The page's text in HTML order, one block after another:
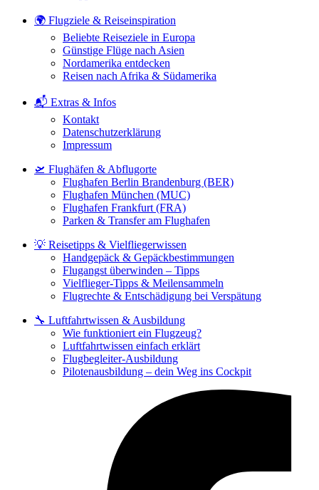
🌍 Flugziele & Reiseinspiration
Beliebte Reiseziele in Europa
Günstige Flüge nach Asien
Nordamerika entdecken
Reisen nach Afrika & Südamerika
📬 Extras & Infos
Kontakt
Datenschutzerklärung
Impressum
🛫 Flughäfen & Abflugorte
Flughafen Berlin Brandenburg (BER)
Flughafen München (MUC)
Flughafen Frankfurt (FRA)
Parken & Transfer am Flughafen
💡 Reisetipps & Vielfliegerwissen
Handgepäck & Gepäckbestimmungen
Flugangst überwinden – Tipps
Vielflieger-Tipps & Meilensammeln
Flugrechte & Entschädigung bei Verspätung
🔧 Luftfahrtwissen & Ausbildung
Wie funktioniert ein Flugzeug?
Luftfahrtwissen einfach erklärt
Flugbegleiter-Ausbildung
Pilotenausbildung – dein Weg ins Cockpit